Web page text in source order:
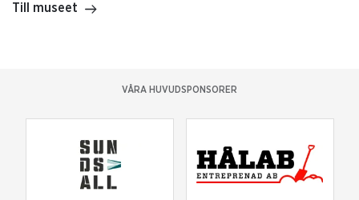
Till museet
VÅRA HUVUDSPONSORER